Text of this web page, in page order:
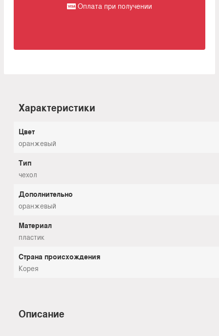
Оплата при получении
Характеристики
Цвет
оранжевый
Тип
чехол
Дополнительно
оранжевый
Материал
пластик
Страна происхождения
Корея
Описание